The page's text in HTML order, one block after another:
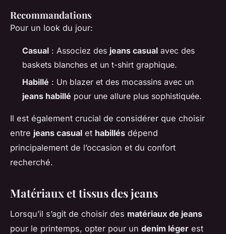
Recommandations
Pour un look du jour:
Casual : Associez des jeans casual avec des
baskets blanches et un t-shirt graphique.
Habillé : Un blazer et des mocassins avec un
jeans habillé pour une allure plus sophistiquée.
Il est également crucial de considérer que choisir
entre jeans casual et habillés dépend
principalement de l’occasion et du confort
recherché.
Matériaux et tissus des jeans
Lorsqu’il s’agit de choisir des matériaux de jeans
pour le printemps, opter pour un denim léger est